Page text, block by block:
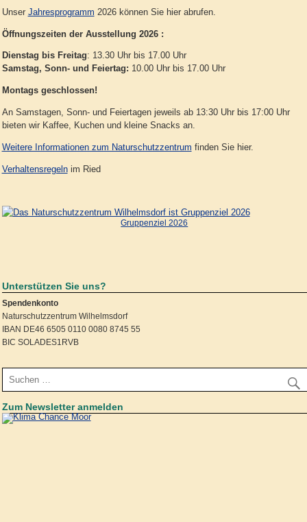
Unser Jahresprogramm 2026 können Sie hier abrufen.
Öffnungszeiten der Ausstellung 2026 :
Dienstag bis Freitag: 13.30 Uhr bis 17.00 Uhr
Samstag, Sonn- und Feiertag: 10.00 Uhr bis 17.00 Uhr
Montags geschlossen!
An Samstagen, Sonn- und Feiertagen jeweils ab 13:30 Uhr bis 17:00 Uhr
bieten wir Kaffee, Kuchen und kleine Snacks an.
Weitere Informationen zum Naturschutzzentrum finden Sie hier.
Verhaltensregelnim Ried
Gruppenziel 2026
Unterstützen Sie uns?
Spendenkonto
Naturschutzzentrum Wilhelmsdorf
IBAN DE46 6505 0110 0080 8745 55
BIC SOLADES1RVB
Zum Newsletter anmelden